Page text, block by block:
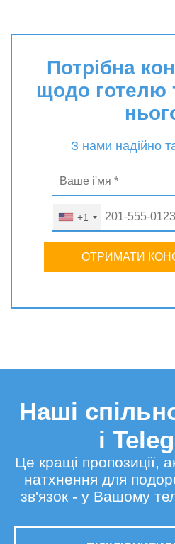
Потрібна
щодо готелю
З нами надійно
+1
ОТРИМАТИ
Наші
і
Це кращі пропозиції,
натхнення для
зв'язок - у Вашому